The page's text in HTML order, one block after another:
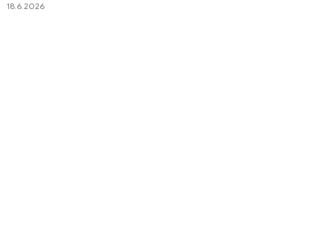
18.6.2026